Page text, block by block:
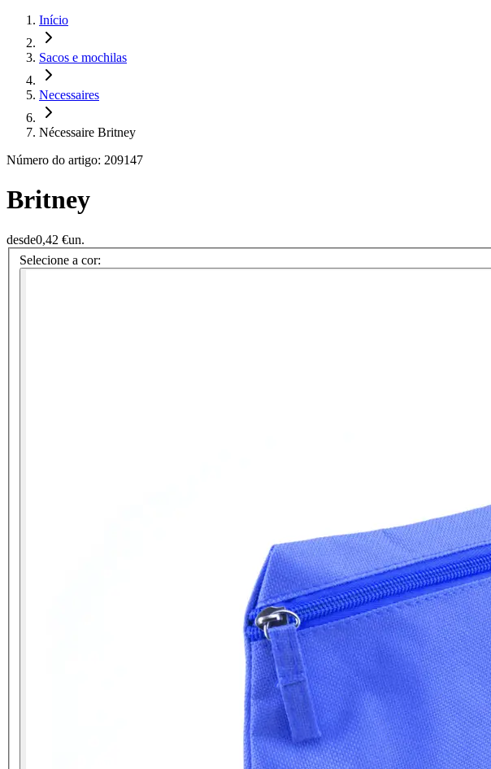
Início
Sacos e mochilas
Necessaires
Nécessaire Britney
Número do artigo: 209147
Britney
desde0,42 €un.
Selecione a cor: